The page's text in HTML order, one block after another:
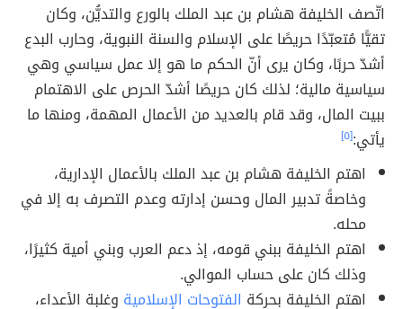
اتّصف الخليفة هشام بن عبد الملك بالورع والتديُّن، وكان
تقيًّا مُتعبّدًا حريصًا على الإسلام والسنة النبوية، وحارب البدع
أشدّ حربًا، وكان يرى أنّ الحكم ما هو إلا عمل سياسي وهي
سياسية مالية؛ لذلك كان حريصًا أشدّ الحرص على الاهتمام
ببيت المال، وقد قام بالعديد من الأعمال المهمة، ومنها ما
يأتي:[٥]
اهتم الخليفة هشام بن عبد الملك بالأعمال الإدارية،
وخاصةً تدبير المال وحسن إدارته وعدم التصرف به إلا في
محله.
اهتم الخليفة ببني قومه، إذ دعم العرب وبني أمية كثيرًا،
وذلك كان على حساب الموالي.
اهتم الخليفة بحركة الفتوحات الإسلامية وغلبة الأعداء،